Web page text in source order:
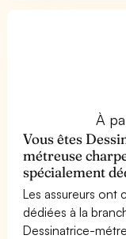
À
Vous êtes
métreuse
spécialement
Les assureurs ont
dédiées à la
Dessinatrice-